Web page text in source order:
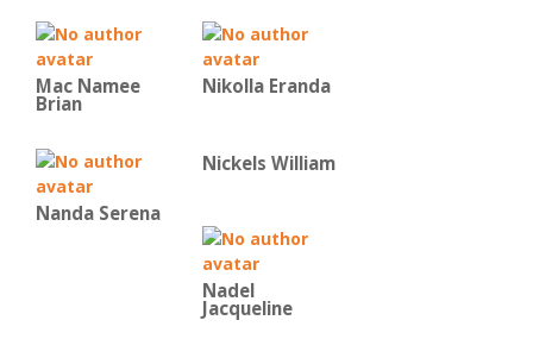
Mac Namee
Brian
Nikolla Eranda
Nanda Serena
Nickels William
Nadel
Jacqueline